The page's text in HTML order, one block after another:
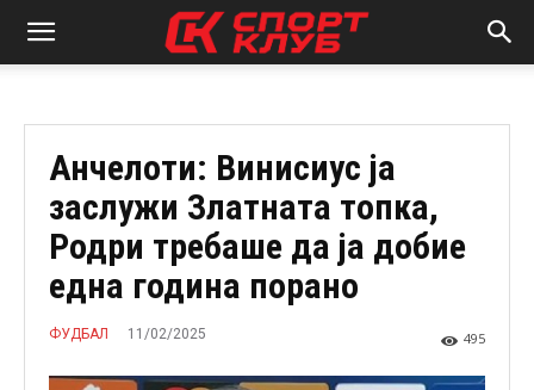
Анчелоти: Винисиус ја
заслужи Златната топка,
Родри требаше да ја добие
една година порано
ФУДБАЛ 11/02/2025 495